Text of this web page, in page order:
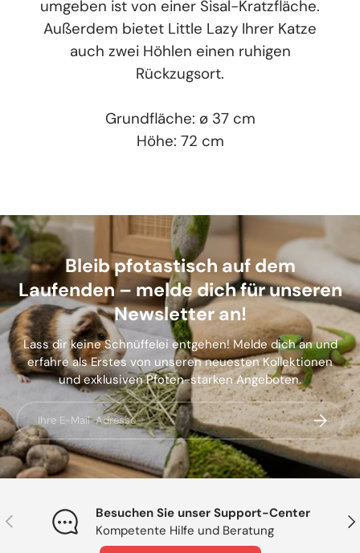
umgeben ist von einer Sisal-Kratzfläche.
Außerdem bietet Little Lazy Ihrer Katze
auch zwei Höhlen einen ruhigen
Rückzugsort.
Grundfläche: ø 37 cm
Höhe: 72 cm
Bleib pfotastisch auf dem
Laufenden – melde dich für unseren
Newsletter an!
Lass dir keine Schnüffelei entgehen! Melde dich an und
erfahre als Erstes von unseren neuesten Kollektionen
und exklusiven Pfoten-starken Angeboten.
Vorherige
Besuchen Sie unser Support-Center
Kompetente Hilfe und Beratung